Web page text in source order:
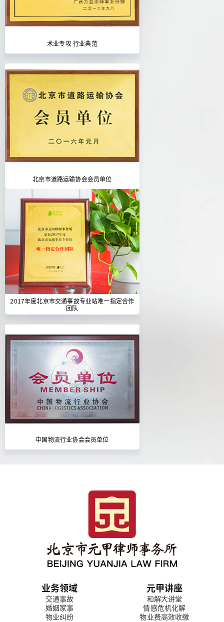
术业专攻 行业典范
北京市道路运输协会会员单位
2017年度北京市交通事故专业站唯一指定合作
团队
中国物流行业协会会员单位
业务领域
交通事故
婚姻家事
物业纠纷
元甲讲座
和解大讲堂
情感危机化解
物业费高效收缴